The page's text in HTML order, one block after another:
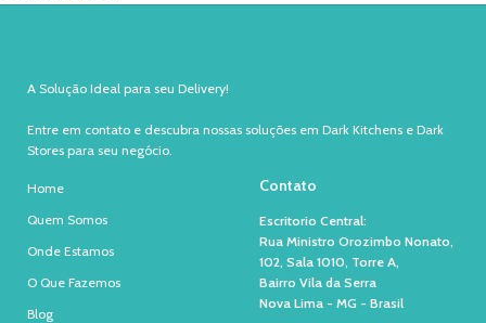
A Solução Ideal para seu Delivery!
Entre em contato e descubra nossas soluções em Dark Kitchens e Dark
Stores para seu negócio.
Home
Quem Somos
Onde Estamos
O Que Fazemos
Blog
Contato
Escritorio Central:
Rua Ministro Orozimbo Nonato,
102, Sala 1010, Torre A,
Bairro Vila da Serra
Nova Lima - MG - Brasil